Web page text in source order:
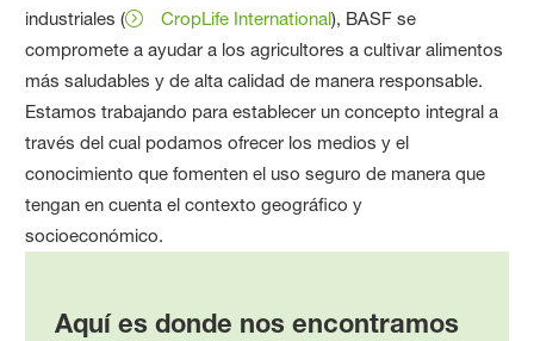
industriales (
CropLife International), BASF se
compromete a ayudar a los agricultores a cultivar alimentos
más saludables y de alta calidad de manera responsable.
Estamos trabajando para establecer un concepto integral a
través del cual podamos ofrecer los medios y el
conocimiento que fomenten el uso seguro de manera que
tengan en cuenta el contexto geográfico y
socioeconómico.
Aquí es donde nos encontramos